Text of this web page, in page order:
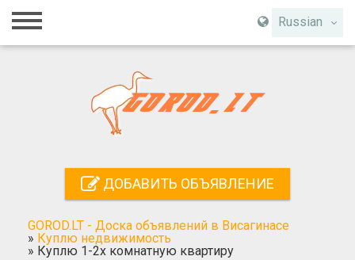
Russian
Главная
Регистрация
Поиск
ДОБАВИТЬ ОБЪЯВЛЕНИЕ
GOROD.LT - Доска объявлений в Висагинасе
» Куплю недвижимость
» Куплю 1-2х комнатную квартиру